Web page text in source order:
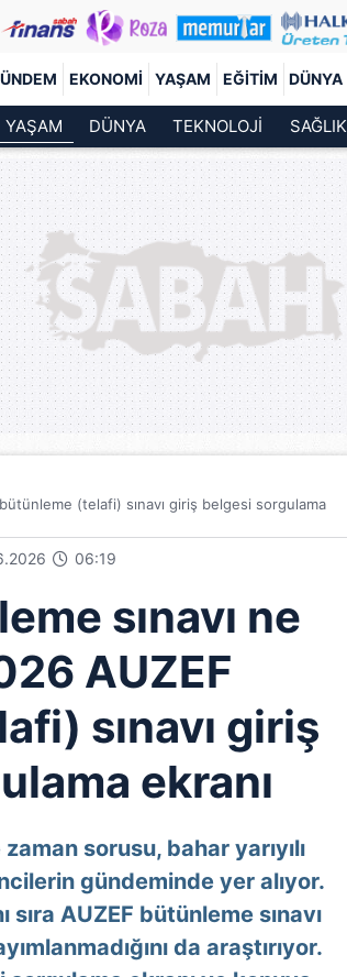
EKONOMI YAŞAM EĞITIM DÜNYA
YAŞAM DÜNYA TEKNOLOJİ SAĞLIK
(telafi) sınavı giriş belgesi sorgulama
06:19
sınavı ne
AUZEF
sınavı giriş
ekranı
sorusu, bahar yarıyılı
gündeminde yer alıyor.
AUZEF bütünleme sınavı
da araştırıyor.